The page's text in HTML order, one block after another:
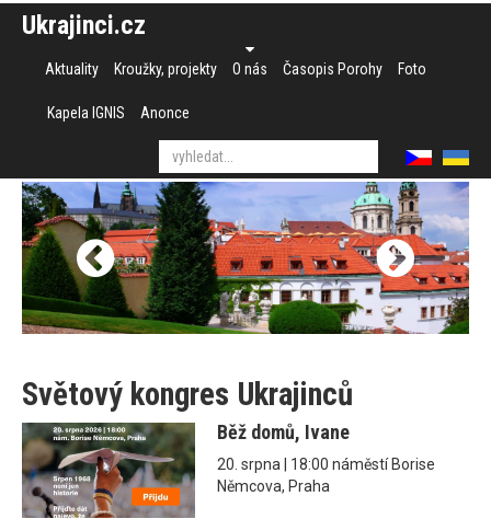
Ukrajinci.cz
Aktuality Kroužky, projekty O nás Časopis Porohy Foto
Kapela IGNIS Anonce
Světový kongres Ukrajinců
Běž domů, Ivane
20. srpna | 18:00 náměstí Borise
Němcova, Praha